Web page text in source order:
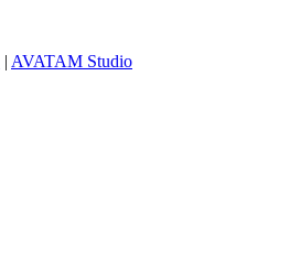
| AVATAM Studio